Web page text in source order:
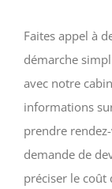
Faites appel à
démarche
avec notre
informations
prendre
demande de
préciser le coût